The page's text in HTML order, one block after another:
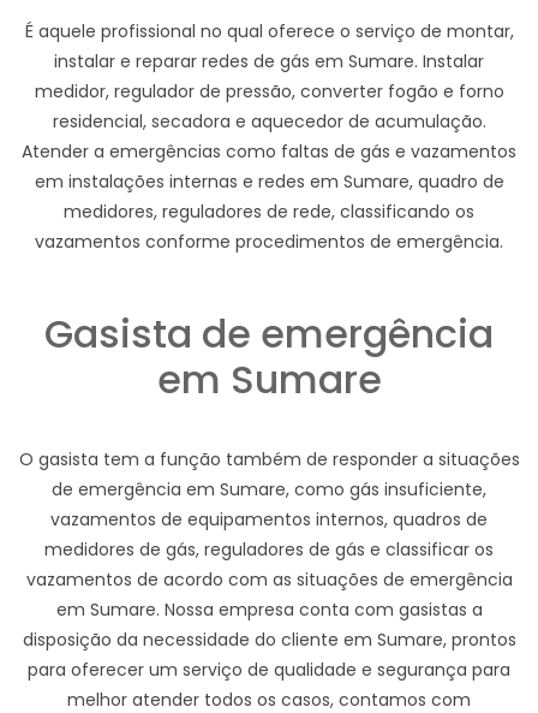
É aquele profissional no qual oferece o serviço de montar,
instalar e reparar redes de gás em Sumare. Instalar
medidor, regulador de pressão, converter fogão e forno
residencial, secadora e aquecedor de acumulação.
Atender a emergências como faltas de gás e vazamentos
em instalações internas e redes em Sumare, quadro de
medidores, reguladores de rede, classificando os
vazamentos conforme procedimentos de emergência.
Gasista de emergência
em Sumare
O gasista tem a função também de responder a situações
de emergência em Sumare, como gás insuficiente,
vazamentos de equipamentos internos, quadros de
medidores de gás, reguladores de gás e classificar os
vazamentos de acordo com as situações de emergência
em Sumare. Nossa empresa conta com gasistas a
disposição da necessidade do cliente em Sumare, prontos
para oferecer um serviço de qualidade e segurança para
melhor atender todos os casos, contamos com